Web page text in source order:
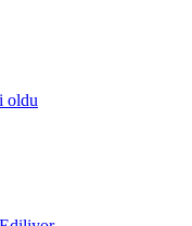
oldu